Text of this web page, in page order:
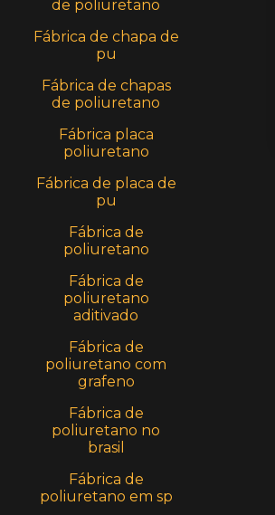
de poliuretano
Fábrica de chapa de
pu
Fábrica de chapas
de poliuretano
Fábrica placa
poliuretano
Fábrica de placa de
pu
Fábrica de
poliuretano
Fábrica de
poliuretano
aditivado
Fábrica de
poliuretano com
grafeno
Fábrica de
poliuretano no
brasil
Fábrica de
poliuretano em sp